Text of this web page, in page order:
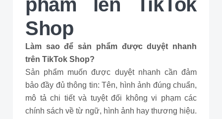
phẩm lên TikTok
Shop
Làm sao để sản phẩm được duyệt nhanh
trên TikTok Shop?
Sản phẩm muốn được duyệt nhanh cần đảm
bảo đầy đủ thông tin: Tên, hình ảnh đúng chuẩn,
mô tả chi tiết và tuyệt đối không vi phạm các
chính sách về từ ngữ, hình ảnh hay thương hiệu.